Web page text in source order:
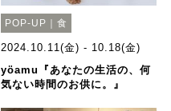
POP-UP｜食
2024.10.11(金) - 10.18(金)
yöamu『あなたの生活の、何
気ない時間のお供に。』